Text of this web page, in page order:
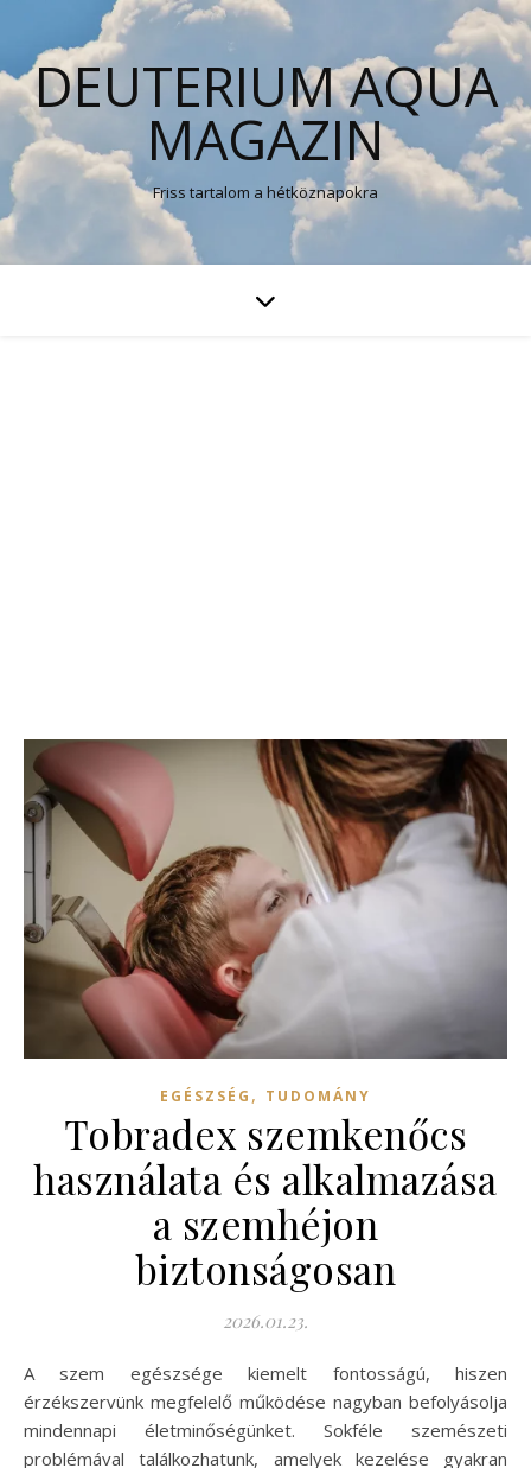
DEUTERIUM AQUA
MAGAZIN
Friss tartalom a hétköznapokra
EGÉSZSÉG , TUDOMÁNY
Tobradex szemkenőcs
használata és alkalmazása
a szemhéjon
biztonságosan
2026.01.23.
A szem egészsége kiemelt fontosságú, hiszen
érzékszervünk megfelelő működése nagyban befolyásolja
mindennapi életminőségünket. Sokféle szemészeti
problémával találkozhatunk, amelyek kezelése gyakran